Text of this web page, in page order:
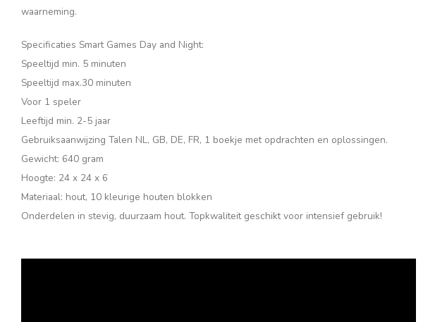
waarneming.
Specificaties Smart Games Day and Night:
Speeltijd min. 5 minuten
Speeltijd max.30 minuten
Voor 1 speler
Leeftijd min. 2-5 jaar
Gebruiksaanwijzing Talen NL, GB, DE, FR, 1 boekje met opdrachten en oplossingen.
Gewicht: 640 gram
Hoogte: 24 x 24 x 6
Materiaal: hout, 10 kleurige houten blokken
Onderdelen in stevig, duurzaam hout. Topkwaliteit geschikt voor intensief gebruik!